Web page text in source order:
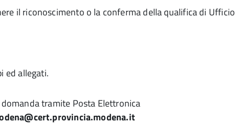
il riconoscimento o la conferma della qualifica di Ufficio
ed allegati.
tramite Posta Elettronica